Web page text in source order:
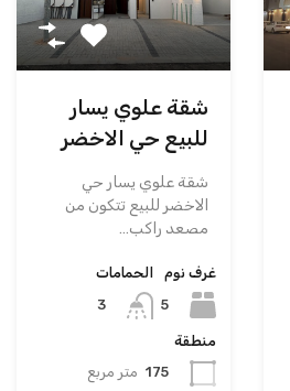
شقة علوي يسار
للبيع حي الاخضر
شقة علوي يسار حي
الاخضر للبيع تتكون من
مصعد راكب…
غرف نوم
5
الحمامات
3
منطقة
175 متر مربع